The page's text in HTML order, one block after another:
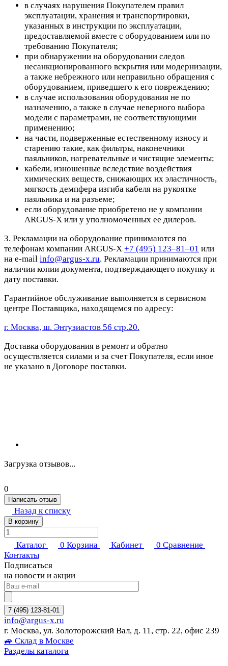
в случаях нарушения Покупателем правил
эксплуатации, хранения и транспортировки,
указанных в инструкции по эксплуатации,
предоставляемой вместе с оборудованием или по
требованию Покупателя;
при обнаружении на оборудовании следов
несанкционированного вскрытия или модернизации,
а также небрежного или неправильно обращения с
оборудованием, приведшего к его повреждению;
в случае использования оборудования не по
назначению, а также в случае неверного выбора
модели с параметрами, не соответствующими
применению;
на части, подверженные естественному износу и
старению такие, как фильтры, наконечники
паяльников, нагревательные и чистящие элементы;
кабели, изношенные вследствие воздействия
химических веществ, снижающих их эластичность,
мягкость демпфера изгиба кабеля на рукоятке
паяльника и на разъеме;
если оборудование приобретено не у компании
ARGUS-X или у уполномоченных ее дилеров.
3. Рекламации на оборудование принимаются по
телефонам компании ARGUS-X +7 (495) 123–81–01 или
на e-mail info@argus-x.ru. Рекламации принимаются при
наличии копии документа, подтверждающего покупку и
дату поставки.
Гарантийное обслуживание выполняется в сервисном
центре Поставщика, находящемся по адресу:
г. Москва, ш. Энтузиастов 56 стр.20.
Доставка оборудования в ремонт и обратно
осуществляется силами и за счет Покупателя, если иное
не указано в Договоре поставки.
Загрузка отзывов...
0
Написать отзыв
Назад к списку
В корзину
Каталог 0 Корзина Кабинет 0 Сравнение
Контакты
Подписаться
на новости и акции
7 (495) 123-81-01
info@argus-x.ru
г. Москва, ул. Золоторожский Вал, д. 11, стр. 22, офис 239
🚙 Склад в Москве
Разделы каталога